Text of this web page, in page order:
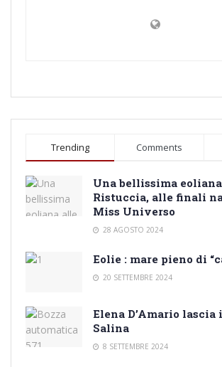
Trending Comments
Una bellissima
Ristuccia, alle finali
Miss Universo
28 AGOSTO 2024
Eolie : mare pieno di
20 SETTEMBRE 2024
Elena D’Amario lascia
Salina
8 SETTEMBRE 2024